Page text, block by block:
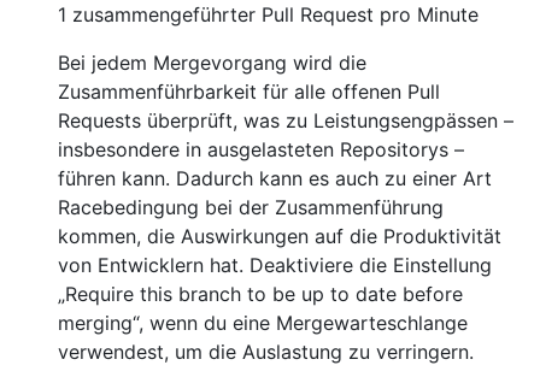
1 zusammengeführter Pull Request pro Minute
Bei jedem Mergevorgang wird die
Zusammenführbarkeit für alle offenen Pull
Requests überprüft, was zu Leistungsengpässen –
insbesondere in ausgelasteten Repositorys –
führen kann. Dadurch kann es auch zu einer Art
Racebedingung bei der Zusammenführung
kommen, die Auswirkungen auf die Produktivität
von Entwicklern hat. Deaktiviere die Einstellung
„Require this branch to be up to date before
merging“, wenn du eine Mergewarteschlange
verwendest, um die Auslastung zu verringern.